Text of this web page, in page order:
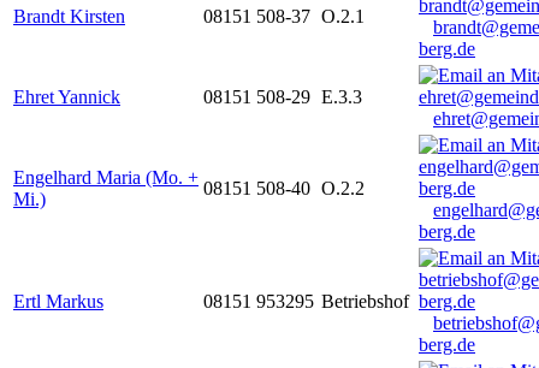
Brandt Kirsten 08151 508-37 O.2.1
berg.de
Ehret Yannick 08151 508-29 E.3.3
Engelhard Maria (Mo. +
Mi.)
08151 508-40 O.2.2
berg.de
Ertl Markus 08151 953295 Betriebshof
berg.de